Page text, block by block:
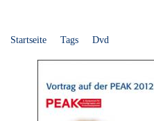
Startseite Tags Dvd